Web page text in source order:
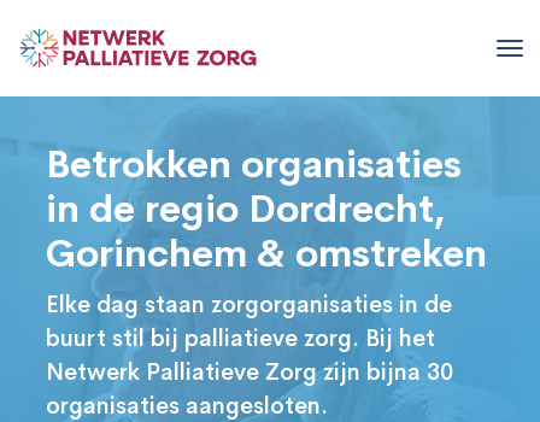
Betrokken organisaties
in de regio Dordrecht,
Gorinchem & omstreken
Elke dag staan zorgorganisaties in de
buurt stil bij palliatieve zorg. Bij het
Netwerk Palliatieve Zorg zijn bijna 30
organisaties aangesloten.